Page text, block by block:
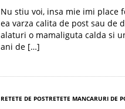
Nu stiu voi, insa mie imi place
ea varza calita de post sau de
alaturi o mamaliguta calda si
ani de […]
RETETE DE POSTRETETE MANCARURI DE